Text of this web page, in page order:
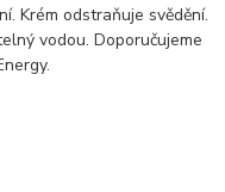
Krém odstraňuje svědění.
vodou. Doporučujeme